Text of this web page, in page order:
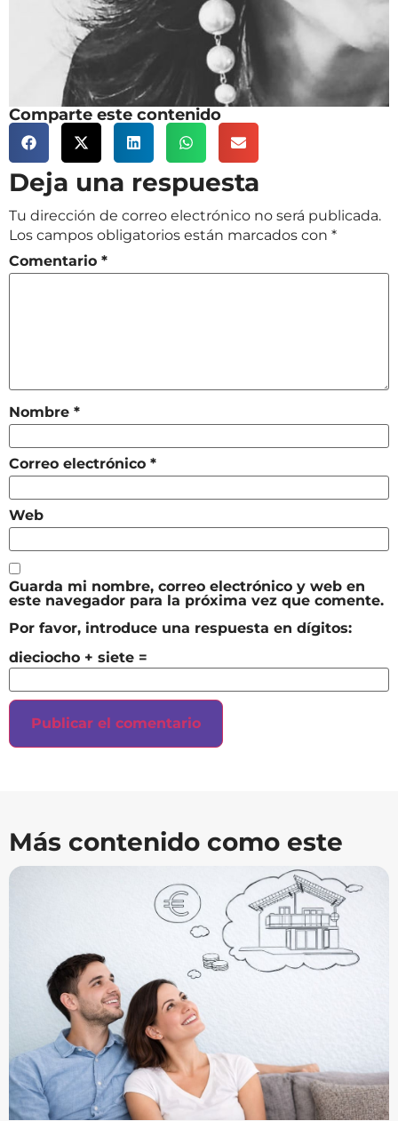
Comparte este contenido
Deja una respuesta
Tu dirección de correo electrónico no será publicada.
Los campos obligatorios están marcados con *
Comentario *
Nombre *
Correo electrónico *
Web
Guarda mi nombre, correo electrónico y web en
este navegador para la próxima vez que comente.
Por favor, introduce una respuesta en dígitos:
dieciocho + siete =
Más contenido como este